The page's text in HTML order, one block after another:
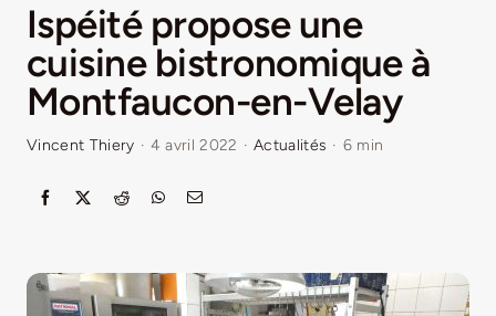
DÉCOUVRIR LE VELAY
INVESTIR EN VELAY
ÉTUDIER EN VELAY
Ispéité propose une
cuisine bistronomique à
Montfaucon-en-Velay
Vincent Thiery · 4 avril 2022 · Actualités · 6 min